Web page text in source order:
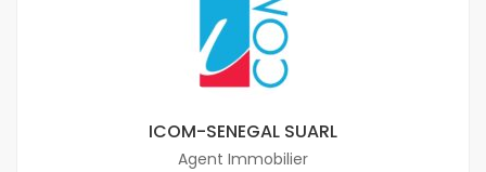
ICOM-SENEGAL SUARL
Agent Immobilier